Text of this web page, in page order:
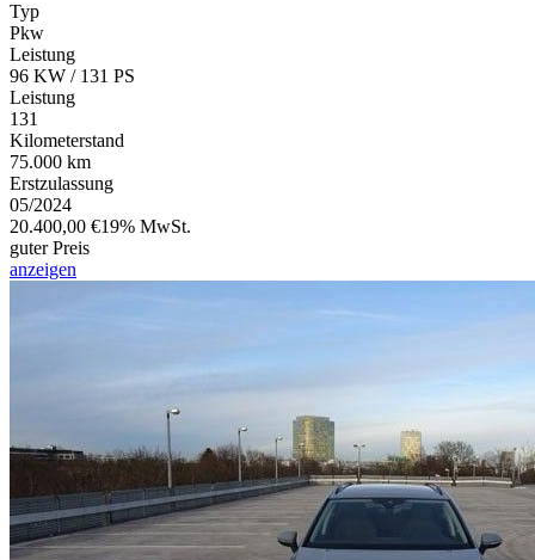
Typ
Pkw
Leistung
96 KW / 131 PS
Leistung
131
Kilometerstand
75.000 km
Erstzulassung
05/2024
20.400,00 €19% MwSt.
guter Preis
anzeigen